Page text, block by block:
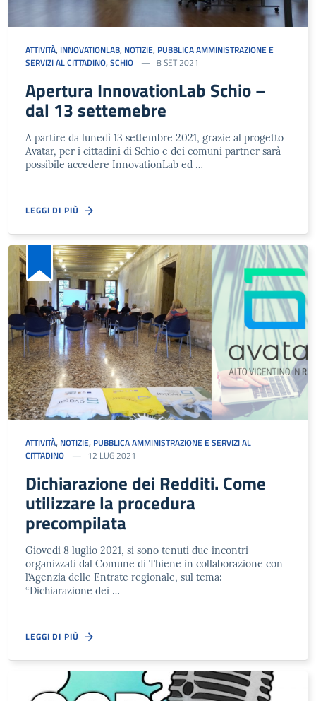
ATTIVITÀ, INNOVATIONLAB, NOTIZIE, PUBBLICA AMMINISTRAZIONE E
SERVIZI AL CITTADINO, SCHIO 8 SET 2021
Apertura InnovationLab Schio –
dal 13 settemebre
A partire da lunedì 13 settembre 2021, grazie al progetto
Avatar, per i cittadini di Schio e dei comuni partner sarà
possibile accedere InnovationLab ed …
LEGGI DI PIÙ
ATTIVITÀ, NOTIZIE, PUBBLICA AMMINISTRAZIONE E SERVIZI AL
CITTADINO
12 LUG 2021
Dichiarazione dei Redditi. Come
utilizzare la procedura
precompilata
Giovedì 8 luglio 2021, si sono tenuti due incontri
organizzati dal Comune di Thiene in collaborazione con
l’Agenzia delle Entrate regionale, sul tema:
“Dichiarazione dei …
LEGGI DI PIÙ